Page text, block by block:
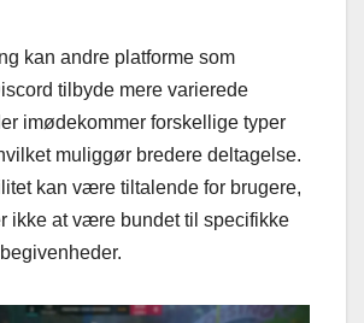
kan andre platforme som
tilbyde mere varierede
imødekommer forskellige typer
muliggør bredere deltagelse.
kan være tiltalende for brugere,
ikke at være bundet til specifikke